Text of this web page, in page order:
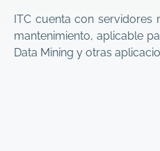
ITC cuenta con
mantenimiento, aplicable
Data Mining y otras